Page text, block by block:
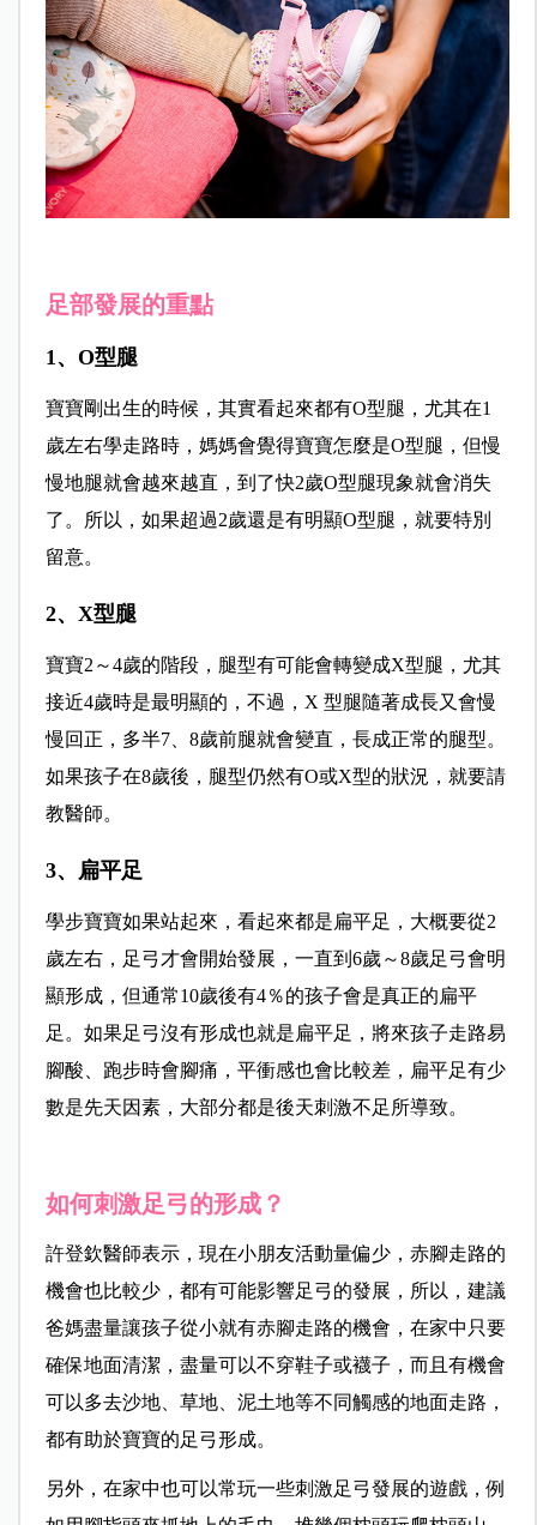
足部發展的重點
1、O型腿
寶寶剛出生的時候，其實看起來都有O型腿，尤其在1
歲左右學走路時，媽媽會覺得寶寶怎麼是O型腿，但慢
慢地腿就會越來越直，到了快2歲O型腿現象就會消失
了。所以，如果超過2歲還是有明顯O型腿，就要特別
留意。
2、X型腿
寶寶2～4歲的階段，腿型有可能會轉變成X型腿，尤其
接近4歲時是最明顯的，不過，X 型腿隨著成長又會慢
慢回正，多半7、8歲前腿就會變直，長成正常的腿型。
如果孩子在8歲後，腿型仍然有O或X型的狀況，就要請
教醫師。
3、扁平足
學步寶寶如果站起來，看起來都是扁平足，大概要從2
歲左右，足弓才會開始發展，一直到6歲～8歲足弓會明
顯形成，但通常10歲後有4％的孩子會是真正的扁平
足。如果足弓沒有形成也就是扁平足，將來孩子走路易
腳酸、跑步時會腳痛，平衝感也會比較差，扁平足有少
數是先天因素，大部分都是後天刺激不足所導致。
如何刺激足弓的形成？
許登欽醫師表示，現在小朋友活動量偏少，赤腳走路的
機會也比較少，都有可能影響足弓的發展，所以，建議
爸媽盡量讓孩子從小就有赤腳走路的機會，在家中只要
確保地面清潔，盡量可以不穿鞋子或襪子，而且有機會
可以多去沙地、草地、泥土地等不同觸感的地面走路，
都有助於寶寶的足弓形成。
另外，在家中也可以常玩一些刺激足弓發展的遊戲，例